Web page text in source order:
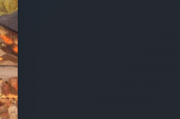
Bölüm No:
Bölüm No:
Bölüm No:
Bölüm No: